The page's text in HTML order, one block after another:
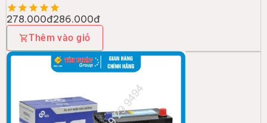
278.000đ286.000đ
Thêm vào giỏ